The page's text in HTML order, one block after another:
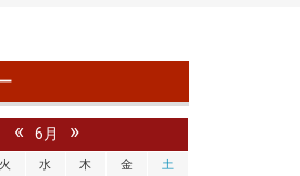
« 6月 »
火 水 木 金 土